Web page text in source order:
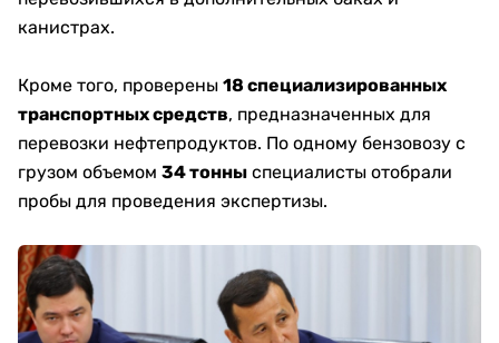
канистрах.
Кроме того, проверены 18 специализированных
транспортных средств, предназначенных для
перевозки нефтепродуктов. По одному бензовозу с
грузом объемом 34 тонны специалисты отобрали
пробы для проведения экспертизы.